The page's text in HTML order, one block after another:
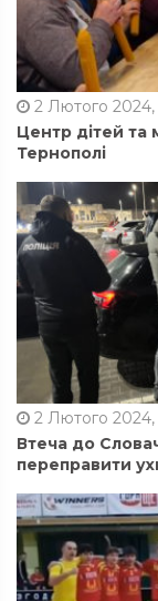
2 Лютого 2024,
Центр дітей та
Тернополі
2 Лютого 2024,
Втеча до
переправити